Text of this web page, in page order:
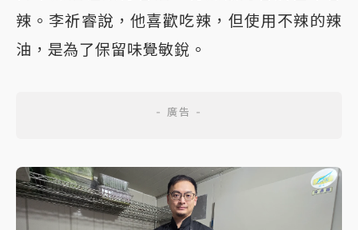
辣。李祈睿說，他喜歡吃辣，但使用不辣的辣
油，是為了保留味覺敏銳。